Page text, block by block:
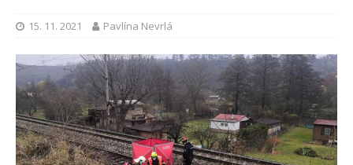
15. 11. 2021 Pavlína Nevrlá